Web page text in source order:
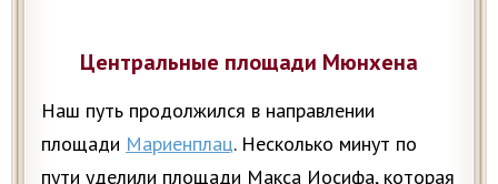
Центральные площади Мюнхена
Наш путь продолжился в направлении
площади Мариенплац. Несколько минут по
пути уделили площади Макса Иосифа, которая